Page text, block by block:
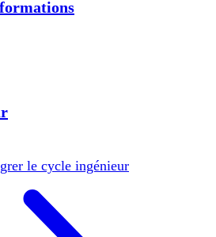
le cycle ingénieur